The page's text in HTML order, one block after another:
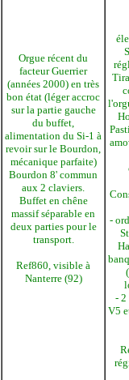
Orgue récent du
facteur Guerrier
(années 2000) en très
bon état (léger accroc
sur la partie gauche
du buffet,
alimentation du Si-1 à
revoir sur le Bourdon,
mécanique parfaite)
Bourdon 8' commun
aux 2 claviers.
Buffet en chêne
massif séparable en
deux parties pour le
transport.
Ref860, visible à
Nanterre (92)
-
- 2
V5